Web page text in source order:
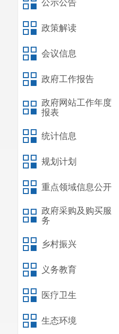
公示公告
政策解读
会议信息
政府工作报告
政府网站工作年度
报表
统计信息
规划计划
重点领域信息公开
政府采购及购买服
务
乡村振兴
义务教育
医疗卫生
生态环境